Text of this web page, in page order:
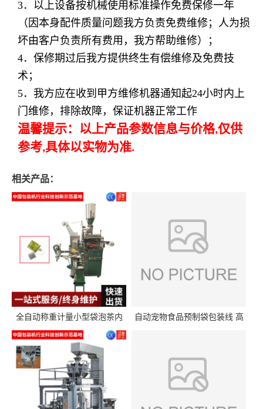
3．以上设备按机械使用标准操作免费保修一年
（因本身配件质量问题我方负责免费维修；人为损
坏由客户负责所有费用，我方帮助维修）；
4．保修期过后我方提供终生有偿维修及免费技
术；
5．我方应在收到甲方维修机器通知起24小时内上
门维修，排除故障，保证机器正常工作
温馨提示：以上产品参数信息与价格,仅供
参考,具体以实物为准.
相关产品：
全自动称重计量小型袋泡茶内
外袋包装机三角包茶叶包装机
自动宠物食品预制袋包装线 高